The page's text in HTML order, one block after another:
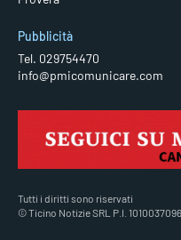
Pubblicità
Tel. 029754470
info@pmicomunicare.com
Tutti i diritti sono riservati
© Ticino Notizie SRL P.I.